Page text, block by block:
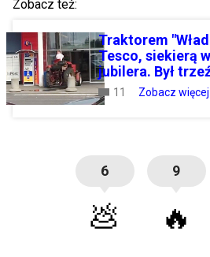
Zobacz też:
Traktorem
Tesco, siekierą
jubilera. Był
11 Zobacz więcej
6
💩
9
🔥